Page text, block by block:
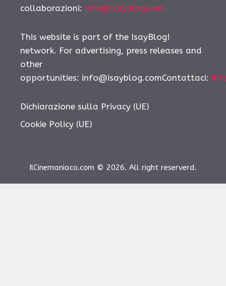
collaborazioni: info@isayblog.com
This website is part of the IsayBlog!
network. For advertising, press releases and
other
opportunities: info@isayblog.comContattaci:
Dichiarazione sulla Privacy (UE)
Cookie Policy (UE)
IlCinemaniaco.com © 2026. All right reserverd.